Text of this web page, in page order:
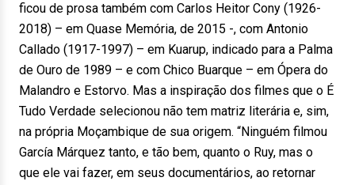
ficou de prosa também com Carlos Heitor Cony (1926-
2018) – em Quase Memória, de 2015 -, com Antonio
Callado (1917-1997) – em Kuarup, indicado para a Palma
de Ouro de 1989 – e com Chico Buarque – em Ópera do
Malandro e Estorvo. Mas a inspiração dos filmes que o É
Tudo Verdade selecionou não tem matriz literária e, sim,
na própria Moçambique de sua origem. “Ninguém filmou
García Márquez tanto, e tão bem, quanto o Ruy, mas o
que ele vai fazer, em seus documentários, ao retornar